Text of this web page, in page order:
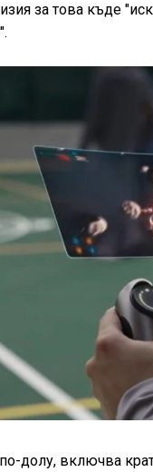
за това къде
долу, включва